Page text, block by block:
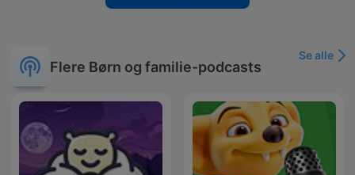
Flere Børn og familie-podcasts
Se alle